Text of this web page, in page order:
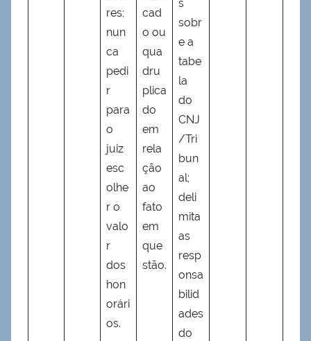
res;
nun
ca
pedi
r
para
o
juiz
esc
olhe
r o
valo
r
dos
hon
orári
os.
cad
o ou
qua
dru
plica
do
em
rela
ção
ao
fato
em
que
stão.
s
sobr
e a
tabe
la
do
CNJ
/Tri
bun
al;
deli
mita
as
resp
onsa
bilid
ades
do